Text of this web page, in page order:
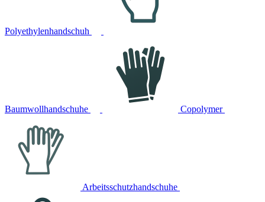
Polyethylenhandschuh
Baumwollhandschuhe Copolymer
Arbeitsschutzhandschuhe